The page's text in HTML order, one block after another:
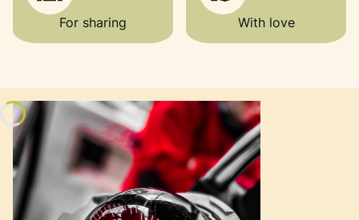
For sharing With love